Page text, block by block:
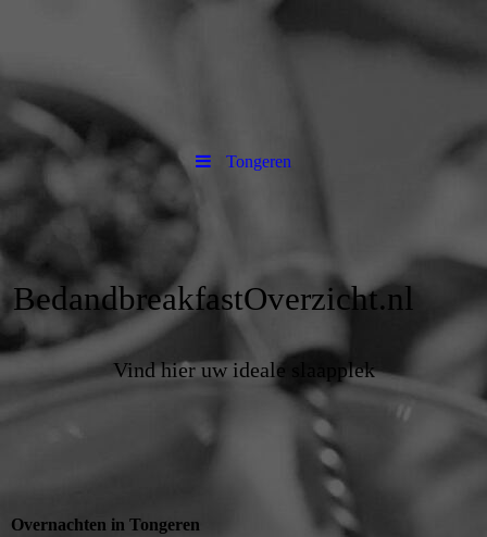
Tongeren
BedandbreakfastOverzicht.nl
Vind hier uw ideale slaapplek
Overnachten in Tongeren